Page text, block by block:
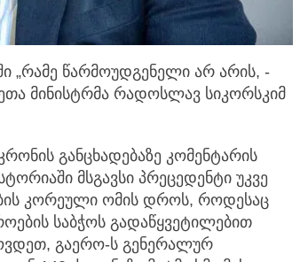
„რამე წარმოუდგენელი არ არის, -
მინისტრმა რადოსლავ სიკორსკიმ
განცხადებაზე კომენტარის
მსგავსი პრეცედენტი უკვე
კორეული ომის დროს, როდესაც
საბჭოს გადაწყვეტილებით
გაერო-ს გენერალურ